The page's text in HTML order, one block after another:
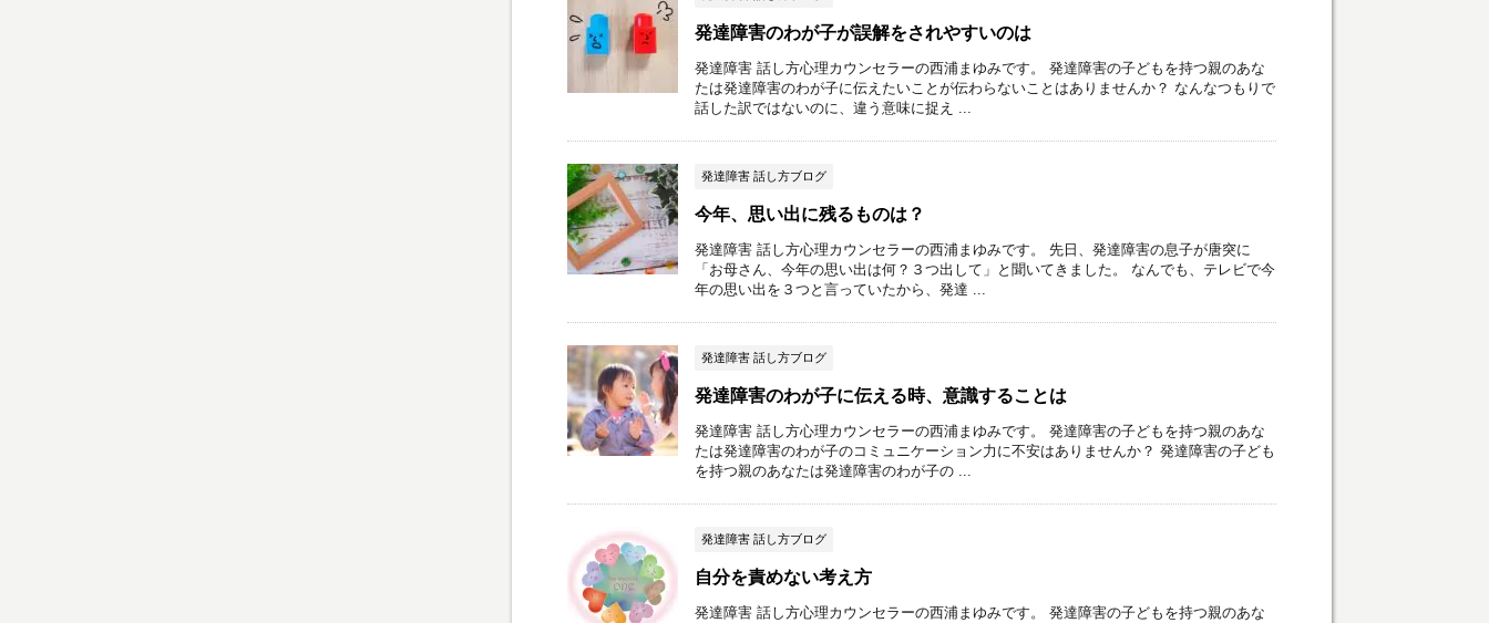
発達障害のわが子が誤解をされやすいのは
発達障害 話し方心理カウンセラーの西浦まゆみです。 発達障害の子どもを持つ親のあな
たは発達障害のわが子に伝えたいことが伝わらないことはありませんか？ なんなつもりで
話した訳ではないのに、違う意味に捉え ...
発達障害 話し方ブログ
今年、思い出に残るものは？
発達障害 話し方心理カウンセラーの西浦まゆみです。 先日、発達障害の息子が唐突に
「お母さん、今年の思い出は何？３つ出して」と聞いてきました。 なんでも、テレビで今
年の思い出を３つと言っていたから、発達 ...
発達障害 話し方ブログ
発達障害のわが子に伝える時、意識することは
発達障害 話し方心理カウンセラーの西浦まゆみです。 発達障害の子どもを持つ親のあな
たは発達障害のわが子のコミュニケーション力に不安はありませんか？ 発達障害の子ども
を持つ親のあなたは発達障害のわが子の ...
発達障害 話し方ブログ
自分を責めない考え方
発達障害 話し方心理カウンセラーの西浦まゆみです。 発達障害の子どもを持つ親のあな